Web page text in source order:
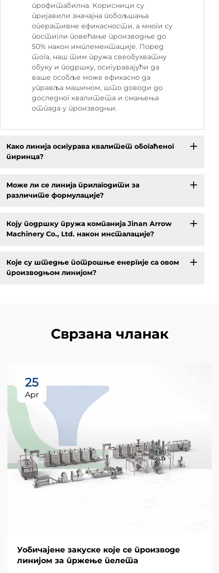
профитабилна. Корисници су
пријавили значајна побољшања
оперативне ефикасности, а многи су
постигли повећање производње до
50% након имплементације. Поред
тога, наш тим пружа свеобухватну
обуку и подршку, осигуравајући да
ваше особље може ефикасно да
управља машином, што доводи до
доследног квалитета и смањења
отпада у производњи.
Како линија осигурава квалитет обогаћеног
пиринца?
Може ли се линија прилагодити за
различите формулације?
Коју подршку пружа компанија Jinan Arrow
Machinery Co., Ltd. након инсталације?
Које су штедње потрошње енергије са овом
производњом линијом?
Сврзана чланак
25
Apr
Уобичајене закуске које се производе
линијом за пржење пелета